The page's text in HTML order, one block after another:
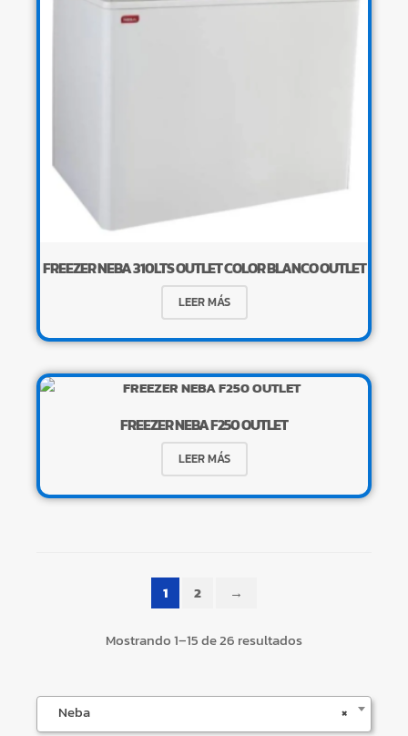
FREEZER NEBA 310LTS OUTLET COLOR BLANCO OUTLET
LEER MÁS
FREEZER NEBA F250 OUTLET
LEER MÁS
1 2 →
Mostrando 1–15 de 26 resultados
×
Neba
Agregá un producto y aparecerá acá